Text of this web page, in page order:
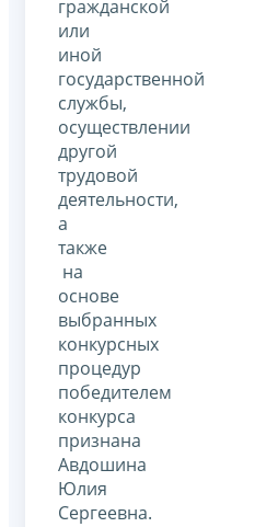
гражданской
или
иной
государственной
службы,
осуществлении
другой
трудовой
деятельности,
а
также
на
основе
выбранных
конкурсных
процедур
победителем
конкурса
признана
Авдошина
Юлия
Сергеевна.